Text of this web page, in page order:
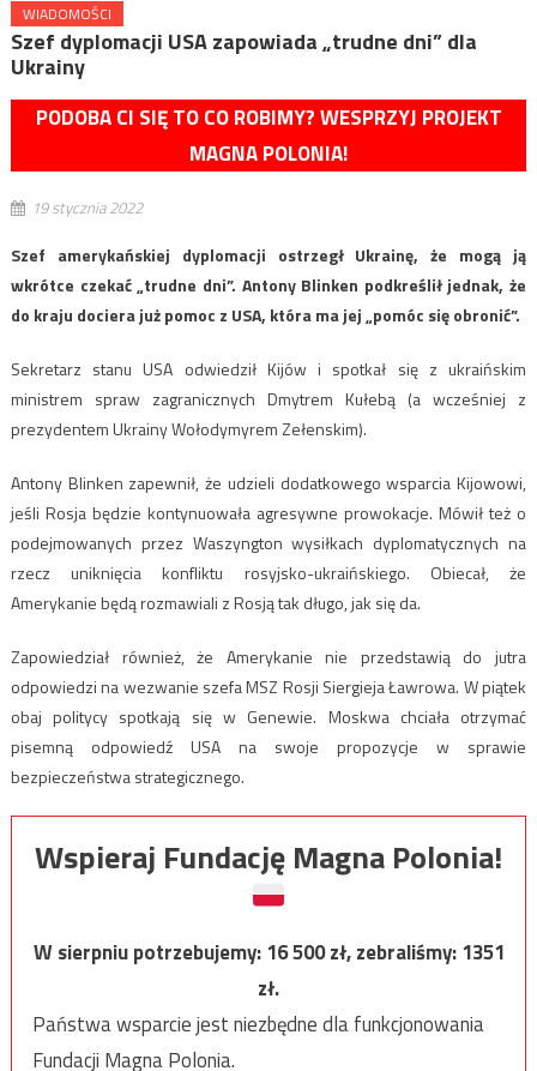
WIADOMOŚCI
Szef dyplomacji USA zapowiada „trudne dni” dla
Ukrainy
PODOBA CI SIĘ TO CO ROBIMY? WESPRZYJ PROJEKT
MAGNA POLONIA!
19 stycznia 2022
Szef amerykańskiej dyplomacji ostrzegł Ukrainę, że mogą ją
wkrótce czekać „trudne dni”. Antony Blinken podkreślił jednak, że
do kraju dociera już pomoc z USA, która ma jej „pomóc się obronić”.
Sekretarz stanu USA odwiedził Kijów i spotkał się z ukraińskim
ministrem spraw zagranicznych Dmytrem Kułebą (a wcześniej z
prezydentem Ukrainy Wołodymyrem Zełenskim).
Antony Blinken zapewnił, że udzieli dodatkowego wsparcia Kijowowi,
jeśli Rosja będzie kontynuowała agresywne prowokacje. Mówił też o
podejmowanych przez Waszyngton wysiłkach dyplomatycznych na
rzecz uniknięcia konfliktu rosyjsko-ukraińskiego. Obiecał, że
Amerykanie będą rozmawiali z Rosją tak długo, jak się da.
Zapowiedział również, że Amerykanie nie przedstawią do jutra
odpowiedzi na wezwanie szefa MSZ Rosji Siergieja Ławrowa. W piątek
obaj politycy spotkają się w Genewie. Moskwa chciała otrzymać
pisemną odpowiedź USA na swoje propozycje w sprawie
bezpieczeństwa strategicznego.
Wspieraj Fundację Magna Polonia!
W sierpniu potrzebujemy:16 500zł, zebraliśmy:1351
zł.
Państwa wsparcie jest niezbędne dla funkcjonowania
Fundacji Magna Polonia.